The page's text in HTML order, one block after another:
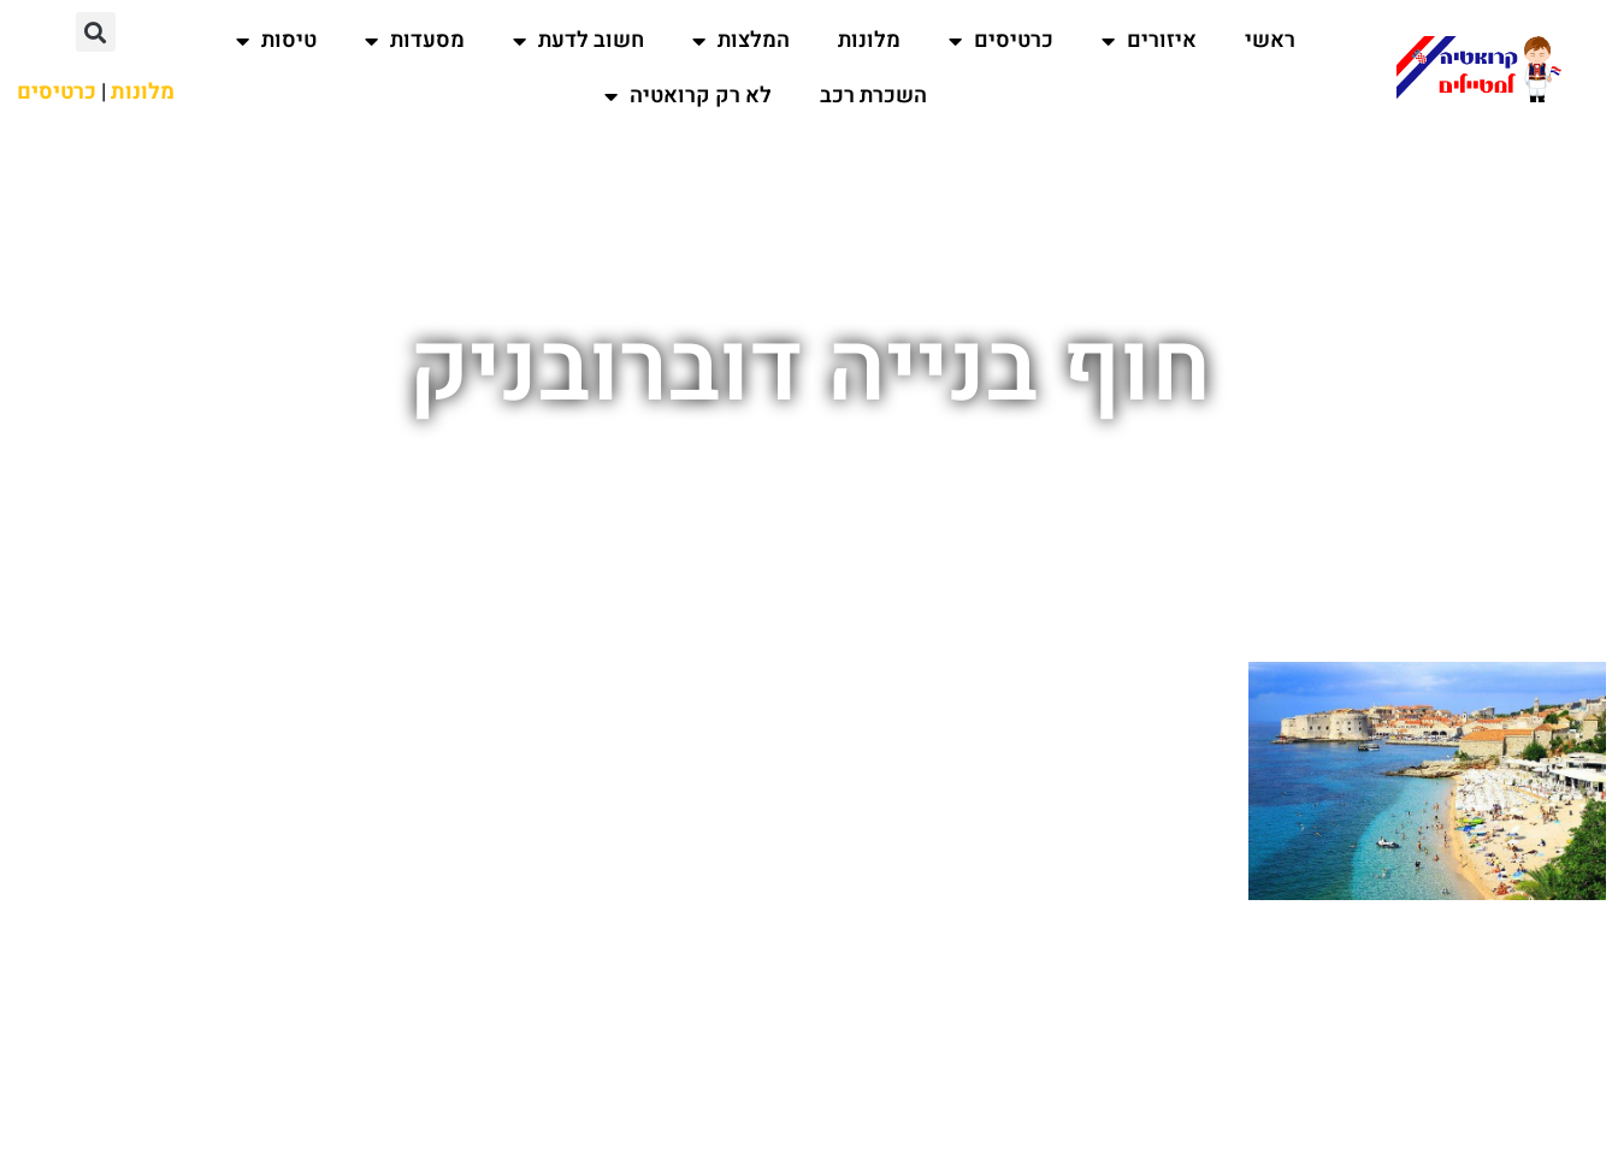
ראשי איזורים כרטיסים מלונות המלצות חשוב לדעת מסעדות
טיסות
השכרת רכב
לא רק קרואטיה מלונות| כרטיסים
חוף בנייה דוברובניק